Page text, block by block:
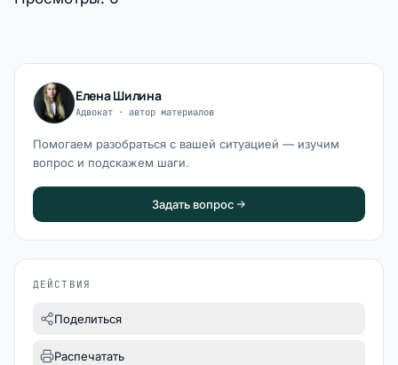
Елена Шилина
Адвокат · автор материалов
Помогаем разобраться с вашей ситуацией — изучим
вопрос и подскажем шаги.
Задать вопрос
ДЕЙСТВИЯ
Поделиться
Распечатать